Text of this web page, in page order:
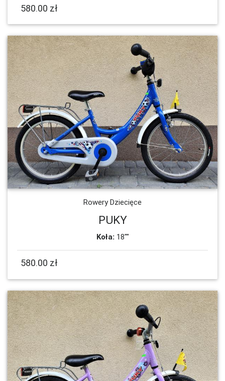
580.00 zł
Rowery Dziecięce
PUKY
Koła: 18""
580.00 zł